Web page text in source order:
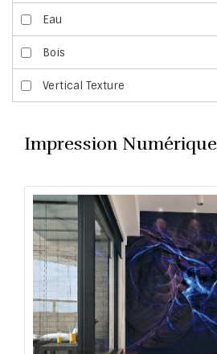
Eau
Bois
Vertical Texture
Impression Numérique